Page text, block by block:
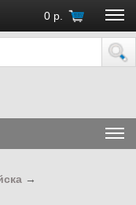
0 р.
(Москва)
→